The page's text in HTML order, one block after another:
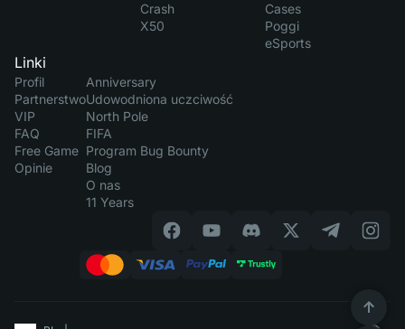
Crash
X50
Cases
Poggi
eSports
Linki
Profil
Partnerstwo
VIP
FAQ
Free Game
Opinie
Anniversary
Udowodniona uczciwość
North Pole
FIFA
Program Bug Bounty
Blog
O nas
11 Years